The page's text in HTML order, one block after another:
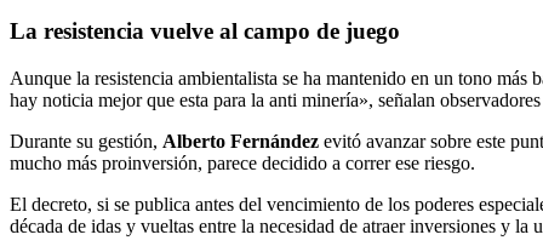
La resistencia vuelve al campo de juego
Aunque la resistencia ambientalista se ha mantenido en un tono
hay noticia mejor que esta para la anti minería», señalan
Durante su gestión, Alberto Fernández evitó avanzar sobre este
mucho más proinversión, parece decidido a correr ese riesgo.
El decreto, si se publica antes del vencimiento de los poderes
década de idas y vueltas entre la necesidad de atraer inversiones y la